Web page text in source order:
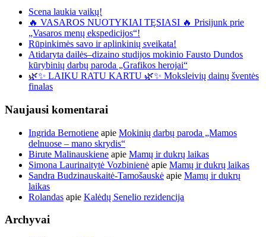
Scena laukia vaikų!
🔥 VASAROS NUOTYKIAI TĘSIASI 🔥 Prisijunk prie
„Vasaros menų ekspedicijos“!
Rūpinkimės savo ir aplinkinių sveikata!
Atidaryta dailės–dizaino studijos mokinio Fausto Dundos
kūrybinių darbų paroda „Grafikos herojai“
🌿✨ LAIKU RATU KARTU 🌿✨ Moksleivių dainų šventės
finalas
Naujausi komentarai
Ingrida Bernotiene apie Mokinių darbų paroda „Mamos
delnuose – mano skrydis“
Birute Malinauskiene apie Mamų ir dukrų laikas
Simona Laurinaitytė Vozbinienė apie Mamų ir dukrų laikas
Sandra Budzinauskaitė-Tamošauskė apie Mamų ir dukrų
laikas
Rolandas apie Kalėdų Senelio rezidencija
Archyvai